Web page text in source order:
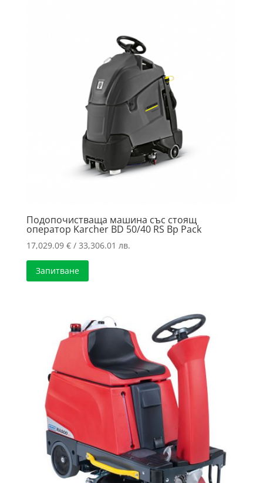
Подопочистваща машина със стоящ
оператор Karcher BD 50/40 RS Bp Pack
17,029.09 €/ 33,306.01 лв.
Запитване